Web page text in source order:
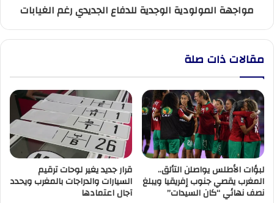
مواجهة المولودية الوجدية للدفاع الجديدي رغم الغيابات
مقالات ذات صلة
لبؤات الأطلس يواصلن التألق..
المغرب يقصي جنوب إفريقيا ويبلغ
نصف نهائي “كان السيدات”
قرار جديد يغير لوحات ترقيم
السيارات والدراجات بالمغرب ويحدد
آجال اعتمادها